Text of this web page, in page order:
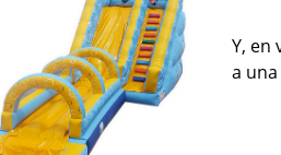
Y, en
a